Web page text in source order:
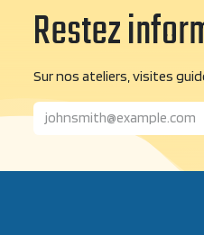
Restez
Sur nos ateliers, visites